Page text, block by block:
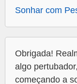
Sonhar com
Obrigada!
algo
começando a